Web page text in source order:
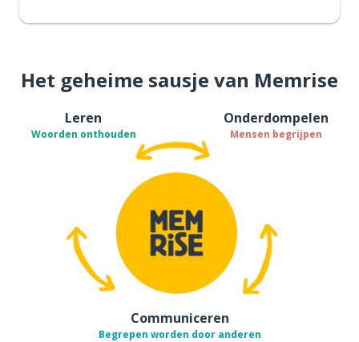
Het geheime sausje van Memrise
Leren
Woorden onthouden
Onderdompelen
Mensen begrijpen
Communiceren
Begrepen worden door anderen